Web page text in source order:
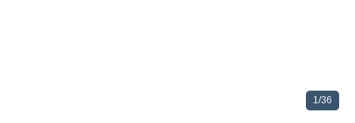
1/36